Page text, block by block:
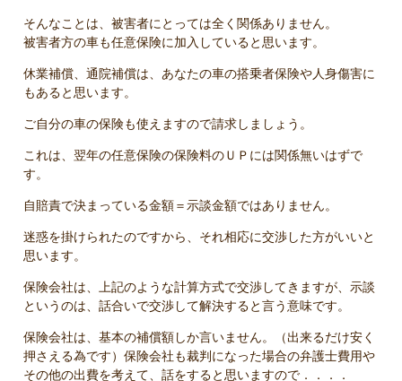
そんなことは、被害者にとっては全く関係ありません。
被害者方の車も任意保険に加入していると思います。
休業補償、通院補償は、あなたの車の搭乗者保険や人身傷害に
もあると思います。
ご自分の車の保険も使えますので請求しましょう。
これは、翌年の任意保険の保険料のＵＰには関係無いはずで
す。
自賠責で決まっている金額＝示談金額ではありません。
迷惑を掛けられたのですから、それ相応に交渉した方がいいと
思います。
保険会社は、上記のような計算方式で交渉してきますが、示談
というのは、話合いで交渉して解決すると言う意味です。
保険会社は、基本の補償額しか言いません。（出来るだけ安く
押さえる為です）保険会社も裁判になった場合の弁護士費用や
その他の出費を考えて、話をすると思いますので．．．．